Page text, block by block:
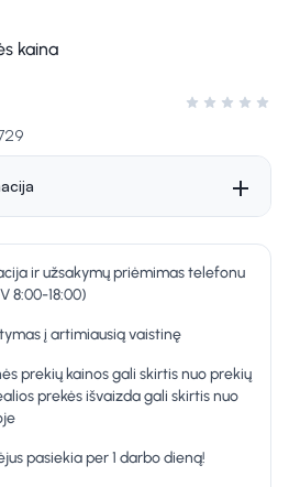
Įvertinimas 0
kaina
ir užsakymų priėmimas telefonu
8:00-18:00)
į artimiausią vaistinę
prekių kainos gali skirtis nuo prekių
prekės išvaizda gali skirtis nuo
pasiekia per 1 darbo dieną!